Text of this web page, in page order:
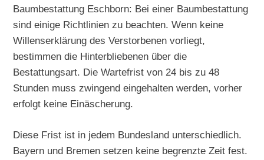
Baumbestattung Eschborn: Bei einer Baumbestattung
sind einige Richtlinien zu beachten. Wenn keine
Willenserklärung des Verstorbenen vorliegt,
bestimmen die Hinterbliebenen über die
Bestattungsart. Die Wartefrist von 24 bis zu 48
Stunden muss zwingend eingehalten werden, vorher
erfolgt keine Einäscherung.
Diese Frist ist in jedem Bundesland unterschiedlich.
Bayern und Bremen setzen keine begrenzte Zeit fest.